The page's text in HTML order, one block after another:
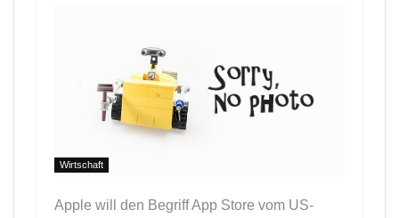
Wirtschaft
Apple will den Begriff App Store vom US-